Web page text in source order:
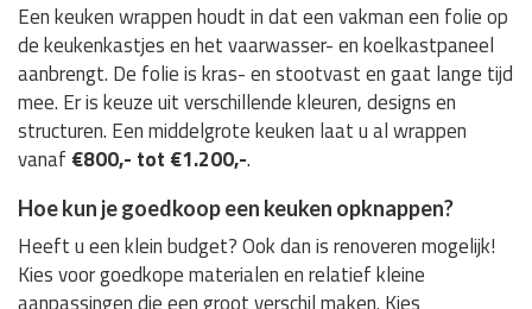
Een keuken wrappen houdt in dat een vakman een folie op
de keukenkastjes en het vaarwasser- en koelkastpaneel
aanbrengt. De folie is kras- en stootvast en gaat lange tijd
mee. Er is keuze uit verschillende kleuren, designs en
structuren. Een middelgrote keuken laat u al wrappen
vanaf €800,- tot €1.200,-.
Hoe kun je goedkoop een keuken opknappen?
Heeft u een klein budget? Ook dan is renoveren mogelijk!
Kies voor goedkope materialen en relatief kleine